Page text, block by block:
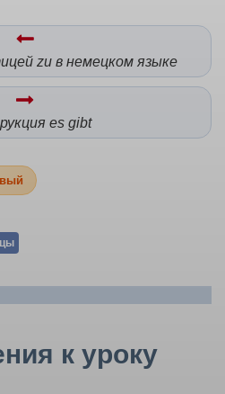
zu в немецком языке
es gibt
к уроку